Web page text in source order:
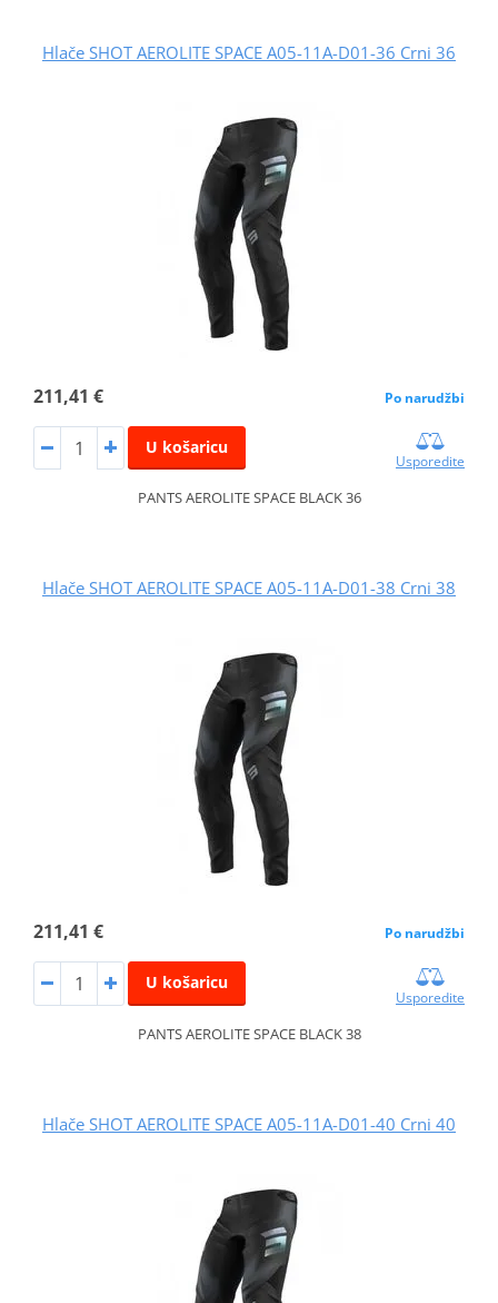
Hlače SHOT AEROLITE SPACE A05-11A-D01-36 Crni 36
211,41 € Po narudžbi
U košaricu
Usporedite
PANTS AEROLITE SPACE BLACK 36
Hlače SHOT AEROLITE SPACE A05-11A-D01-38 Crni 38
211,41 € Po narudžbi
U košaricu
Usporedite
PANTS AEROLITE SPACE BLACK 38
Hlače SHOT AEROLITE SPACE A05-11A-D01-40 Crni 40